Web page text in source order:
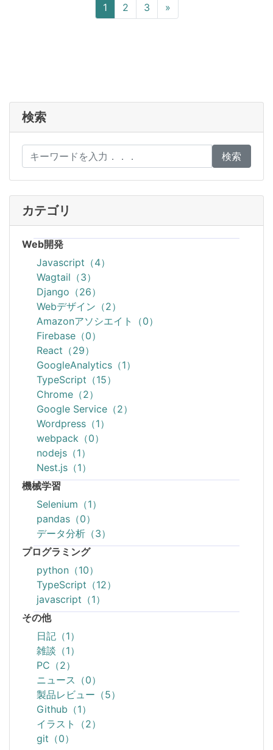
1 2 3 »Next
検索
検索
カテゴリ
Web開発
Javascript（4）
Wagtail（3）
Django（26）
Webデザイン（2）
Amazonアソシエイト（0）
Firebase（0）
React（29）
GoogleAnalytics（1）
TypeScript（15）
Chrome（2）
Google Service（2）
Wordpress（1）
webpack（0）
nodejs（1）
Nest.js（1）
機械学習
Selenium（1）
pandas（0）
データ分析（3）
プログラミング
python（10）
TypeScript（12）
javascript（1）
その他
日記（1）
雑談（1）
PC（2）
ニュース（0）
製品レビュー（5）
Github（1）
イラスト（2）
git（0）